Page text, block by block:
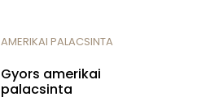
AMERIKAI PALACSINTA
Gyors amerikai
palacsinta